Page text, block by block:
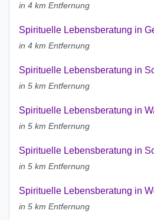
in 4 km Entfernung
Spirituelle Lebensberatung in
in 4 km Entfernung
Spirituelle Lebensberatung in
in 5 km Entfernung
Spirituelle Lebensberatung in
in 5 km Entfernung
Spirituelle Lebensberatung in
in 5 km Entfernung
Spirituelle Lebensberatung in
in 5 km Entfernung